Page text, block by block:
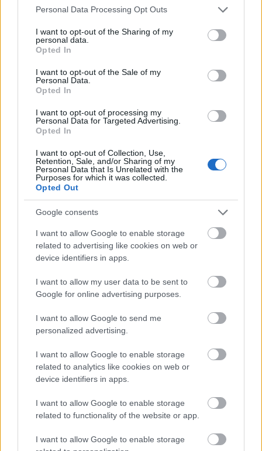
Please note that this website/app uses one or more Google
not limited to your visit or usage behaviour. You may click to
grant or deny consent to Google and its third-party tags to
use your data for below specified purposes in below Google
consent section.
Personal Data Processing Opt Outs
I want to opt-out of the Sharing of my
personal data.
Opted In
I want to opt-out of the Sale of my
Personal Data.
Opted In
I want to opt-out of processing my
Personal Data for Targeted Advertising.
Opted In
I want to opt-out of Collection, Use,
Retention, Sale, and/or Sharing of my
Personal Data that Is Unrelated with the
Purposes for which it was collected.
Opted Out
Google consents
I want to allow Google to enable storage
related to advertising like cookies on web or
device identifiers in apps.
I want to allow my user data to be sent to
Google for online advertising purposes.
I want to allow Google to send me
personalized advertising.
I want to allow Google to enable storage
related to analytics like cookies on web or
device identifiers in apps.
I want to allow Google to enable storage
related to functionality of the website or app.
I want to allow Google to enable storage
február 24-ig használhatja tulajdonosa.)
3. éves Budapest-bérlete van?
A 2011. évi bérlet vásárlásakor le kell majd
adnia a havi áras és az összvonalas éves
bérletnél a szelvényt magát, a
kedvezményes éves változatoknál a borítót
napnak megfelelő árkedvezményt kap.
A HÉV-bérletekre az érvényesség
meghosszabbítása NEM vonatkozik!
A sztrájk időtartamára érvényesített 24
órás, 72 órás, heti- és családi jegyek a
pénztár valamelyikében 2010. január 22. és
február 28. között becserélhetők. A sztrájk
időtartama alatt érvényes 24 órás, 72 órás,
heti- és családi jegyek helyett az utas által
megadott kezdő dátummal ellátott, az
eredetivel azonos időtartamra érvényes
jegy kerül kiadásra.
A jegykompenzációra kijelölt pénztárak: 1.
Boráros tér, HÉV-pénztár, 3. Nyugati tér,